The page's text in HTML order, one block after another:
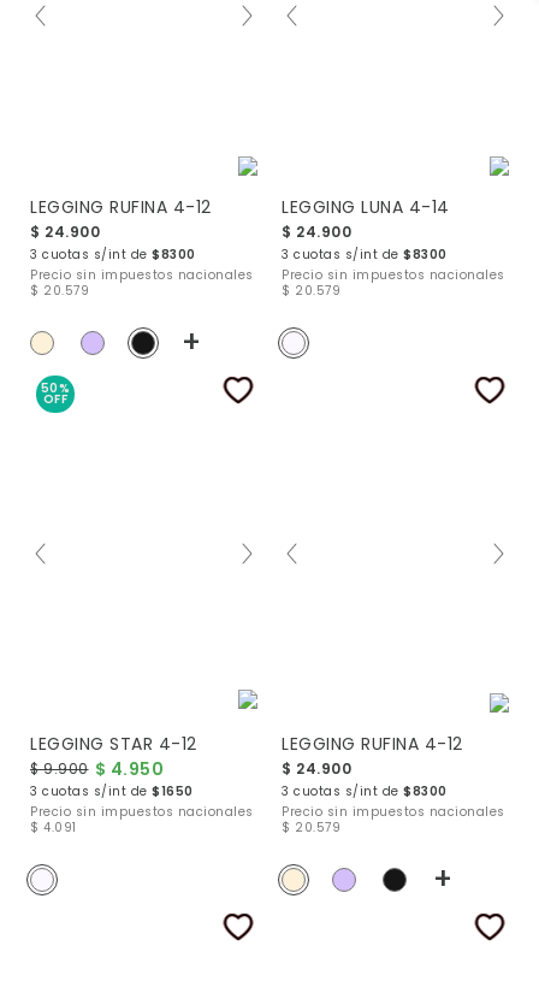
LEGGING RUFINA 4-12
$ 24.900
3 cuotas s/int de $8300
Precio sin impuestos nacionales
$ 20.579
+
LEGGING LUNA 4-14
$ 24.900
3 cuotas s/int de $8300
Precio sin impuestos nacionales
$ 20.579
50%
OFF
LEGGING STAR 4-12
$ 9.900 $ 4.950
3 cuotas s/int de $1650
Precio sin impuestos nacionales
$ 4.091
LEGGING RUFINA 4-12
$ 24.900
3 cuotas s/int de $8300
Precio sin impuestos nacionales
$ 20.579
+